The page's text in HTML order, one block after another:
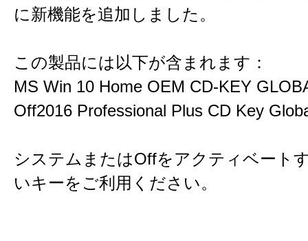
に新機能を追加しました。
この製品には以下が含まれます：
MS Win 10 Home OEM CD-KEY
Off2016 Professional Plus CD Key
システムまたはOffをアクティベート
いキーをご利用ください。